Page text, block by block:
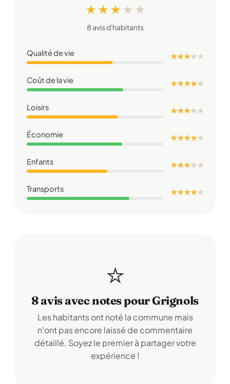
★ ★ ★ ★ ★
8 avis d'habitants
Qualité de vie ★ ★ ★★★
Coût de la vie ★ ★ ★ ★★
Loisirs ★ ★ ★★★
Économie ★ ★ ★ ★★
Enfants ★ ★ ★★★
Transports ★ ★ ★ ★★
⭐
8 avis avec notes pour Grignols
Les habitants ont noté la commune mais
n'ont pas encore laissé de commentaire
détaillé. Soyez le premier à partager votre
expérience !